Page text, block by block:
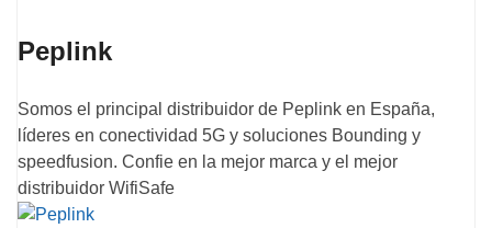
Peplink
Somos el principal distribuidor de Peplink en España,
líderes en conectividad 5G y soluciones Bounding y
speedfusion. Confie en la mejor marca y el mejor
distribuidor WifiSafe